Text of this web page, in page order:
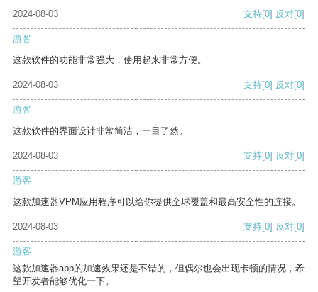
2024-08-03 支持[0] 反对[0]
游客
这款软件的功能非常强大，使用起来非常方便。
2024-08-03 支持[0] 反对[0]
游客
这款软件的界面设计非常简洁，一目了然。
2024-08-03 支持[0] 反对[0]
游客
这款加速器VPM应用程序可以给你提供全球覆盖和最高安全性的连接。
2024-08-03 支持[0] 反对[0]
游客
这款加速器app的加速效果还是不错的，但偶尔也会出现卡顿的情况，希
望开发者能够优化一下。